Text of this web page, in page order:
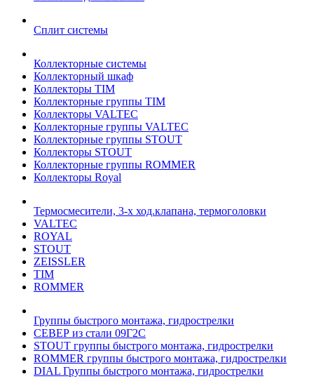
Сплит системы
Коллекторные системы
Коллекторный шкаф
Коллекторы TIM
Коллекторные группы TIM
Коллекторы VALTEC
Коллекторные группы VALTEC
Коллекторные группы STOUT
Коллекторы STOUT
Коллекторные группы ROMMER
Коллекторы Royal
Термосмесители, 3-х ход.клапана, термоголовки
VALTEC
ROYAL
STOUT
ZEISSLER
TIM
ROMMER
Группы быстрого монтажа, гидрострелки
СЕВЕР из стали 09Г2С
STOUT группы быстрого монтажа, гидрострелки
ROMMER группы быстрого монтажа, гидрострелки
DIAL Группы быстрого монтажа, гидрострелки